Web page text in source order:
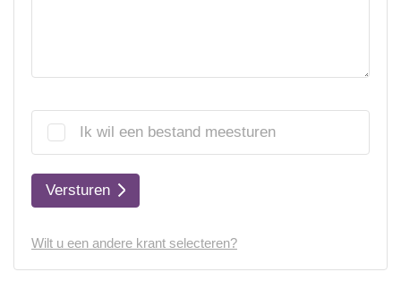
Ik wil een bestand meesturen
Versturen
Wilt u een andere krant selecteren?